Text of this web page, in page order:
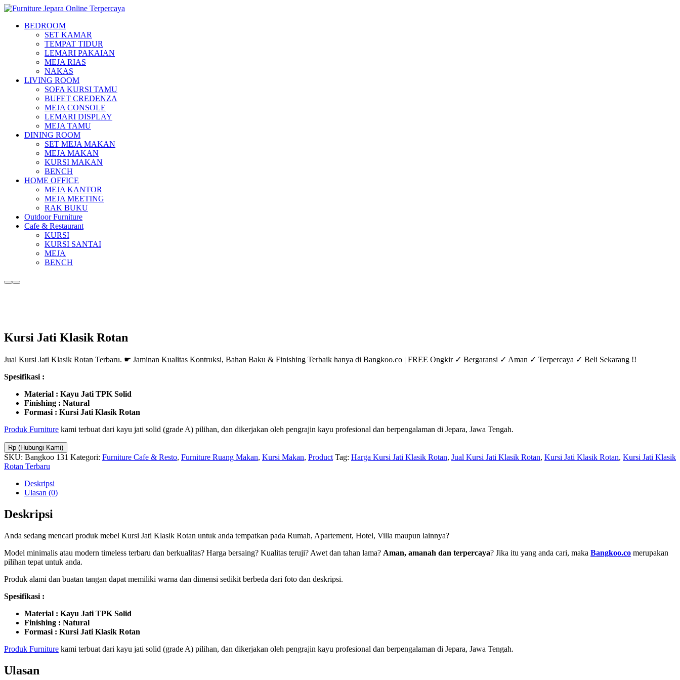
BEDROOM
SET KAMAR
TEMPAT TIDUR
LEMARI PAKAIAN
MEJA RIAS
NAKAS
LIVING ROOM
SOFA KURSI TAMU
BUFET CREDENZA
MEJA CONSOLE
LEMARI DISPLAY
MEJA TAMU
DINING ROOM
SET MEJA MAKAN
MEJA MAKAN
KURSI MAKAN
BENCH
HOME OFFICE
MEJA KANTOR
MEJA MEETING
RAK BUKU
Outdoor Furniture
Cafe & Restaurant
KURSI
KURSI SANTAI
MEJA
BENCH
MoreMain
Kursi Jati Klasik Rotan
Jual Kursi Jati Klasik Rotan Terbaru. ☛ Jaminan Kualitas Kontruksi, Bahan Baku & Finishing Terbaik hanya di Bangkoo.co | FREE Ongkir ✓ Bergaransi ✓ Aman ✓ Terpercaya ✓ Beli Sekarang !!
Spesifikasi :
Material : Kayu Jati TPK Solid
Finishing : Natural
Formasi : Kursi Jati Klasik Rotan
Produk Furniture kami terbuat dari kayu jati solid (grade A) pilihan, dan dikerjakan oleh pengrajin kayu profesional dan berpengalaman di Jepara, Jawa Tengah.
Rp (Hubungi Kami)
SKU: Bangkoo 131 Kategori: Furniture Cafe & Resto, Furniture Ruang Makan, Kursi Makan, Product Tag: Harga Kursi Jati Klasik Rotan, Jual Kursi Jati Klasik Rotan, Kursi Jati Klasik Rotan, Kursi Jati Klasik
Rotan Terbaru
Deskripsi
Ulasan (0)
Deskripsi
Anda sedang mencari produk mebel Kursi Jati Klasik Rotan untuk anda tempatkan pada Rumah, Apartement, Hotel, Villa maupun lainnya?
Model minimalis atau modern timeless terbaru dan berkualitas? Harga bersaing? Kualitas teruji? Awet dan tahan lama? Aman, amanah dan terpercaya? Jika itu yang anda cari, maka Bangkoo.co merupakan
pilihan tepat untuk anda.
Produk alami dan buatan tangan dapat memiliki warna dan dimensi sedikit berbeda dari foto dan deskripsi.
Spesifikasi :
Material : Kayu Jati TPK Solid
Finishing : Natural
Formasi : Kursi Jati Klasik Rotan
Produk Furniture kami terbuat dari kayu jati solid (grade A) pilihan, dan dikerjakan oleh pengrajin kayu profesional dan berpengalaman di Jepara, Jawa Tengah.
Ulasan